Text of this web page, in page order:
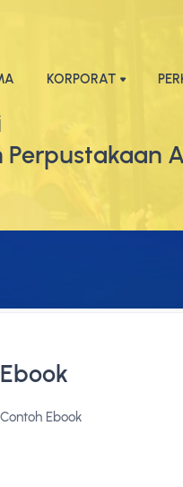
KORPORAT
Ebook
Contoh Ebook